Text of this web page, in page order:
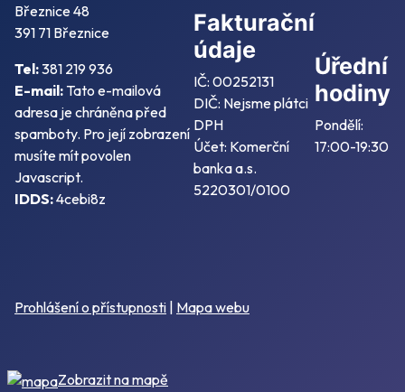
Březnice 48
391 71 Březnice
Tel:381 219 936
E-mail: Tato e-mailová
adresa je chráněna před
spamboty. Pro její zobrazení
musíte mít povolen
Javascript.
IDDS:4cebi8z
Fakturační
údaje
IČ: 00252131
DIČ: Nejsme plátci
DPH
Účet: Komerční
banka a.s.
5220301/0100
Úřední
hodiny
Pondělí:
17:00-19:30
Prohlášení o přístupnosti | Mapa webu
Zobrazit na mapě